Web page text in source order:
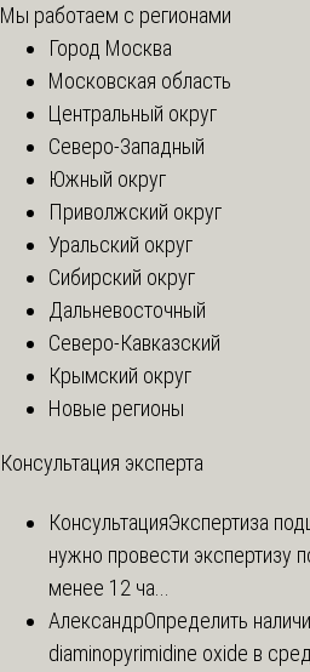
Мы работаем с регионами
Город Москва
Московская область
Центральный округ
Северо-Западный
Южный округ
Приволжский округ
Уральский округ
Сибирский округ
Дальневосточный
Северо-Кавказский
Крымский округ
Новые регионы
Консультация эксперта
КонсультацияЭкспертиза
нужно провести экспертизу
менее 12 ча...
АлександрОпределить
diaminopyrimidine oxide в